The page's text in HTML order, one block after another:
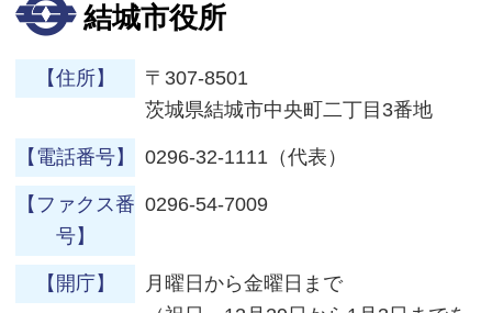
結城市役所
【住所】
〒307-8501
茨城県結城市中央町二丁目3番地
【電話番号】 0296-32-1111（代表）
【ファクス番
号】
0296-54-7009
【開庁】
月曜日から金曜日まで